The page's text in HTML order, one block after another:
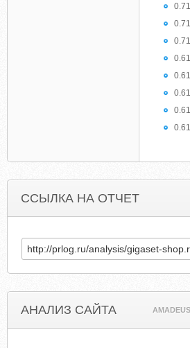
ССЫЛКА НА ОТЧЕТ
АНАЛИЗ САЙТА